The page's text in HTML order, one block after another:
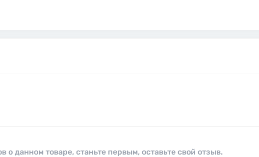
о данном товаре, станьте первым, оставьте свой отзыв.